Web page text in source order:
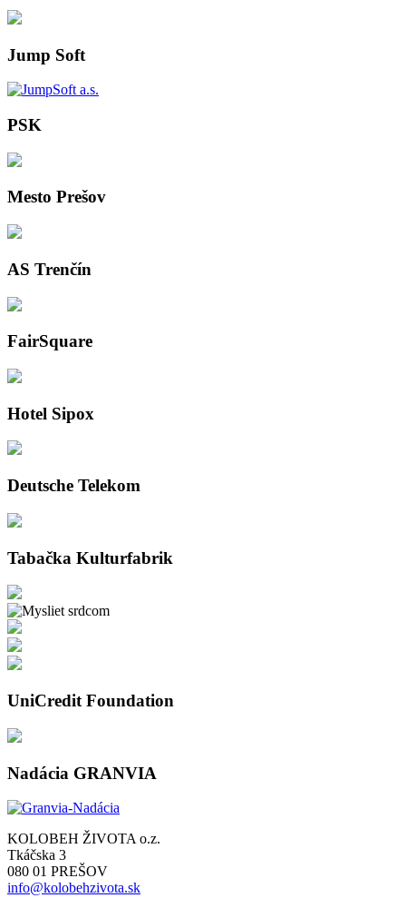
Jump Soft
PSK
Mesto Prešov
AS Trenčín
FairSquare
Hotel Sipox
Deutsche Telekom
Tabačka Kulturfabrik
UniCredit Foundation
Nadácia GRANVIA
KOLOBEH ŽIVOTA o.z.
Tkáčska 3
080 01 PREŠOV
info@kolobehzivota.sk